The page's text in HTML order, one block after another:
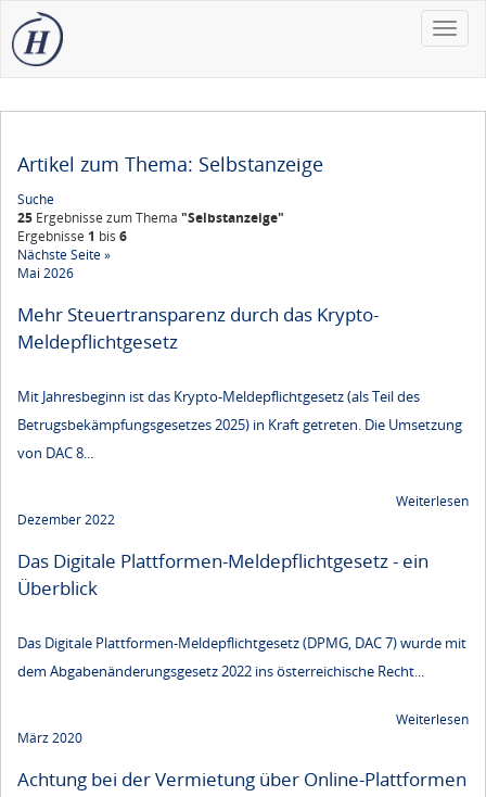
Toggle
Artikel zum Thema: Selbstanzeige
Suche
25 Ergebnisse zum Thema "Selbstanzeige"
Ergebnisse 1 bis 6
Nächste Seite »
Mai 2026
Mehr Steuertransparenz durch das Krypto-
Meldepflichtgesetz
Mit Jahresbeginn ist das Krypto-Meldepflichtgesetz (als Teil des
Betrugsbekämpfungsgesetzes 2025) in Kraft getreten. Die Umsetzung
von DAC 8...
Weiterlesen
Dezember 2022
Das Digitale Plattformen-Meldepflichtgesetz - ein
Überblick
Das Digitale Plattformen-Meldepflichtgesetz (DPMG, DAC 7) wurde mit
dem Abgabenänderungsgesetz 2022 ins österreichische Recht...
Weiterlesen
März 2020
Achtung bei der Vermietung über Online-Plattformen